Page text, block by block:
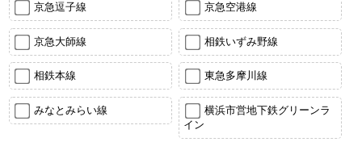
京急逗子線 京急空港線
京急大師線 相鉄いずみ野線
相鉄本線 東急多摩川線
みなとみらい線
横浜市営地下鉄グリーンラ
イン